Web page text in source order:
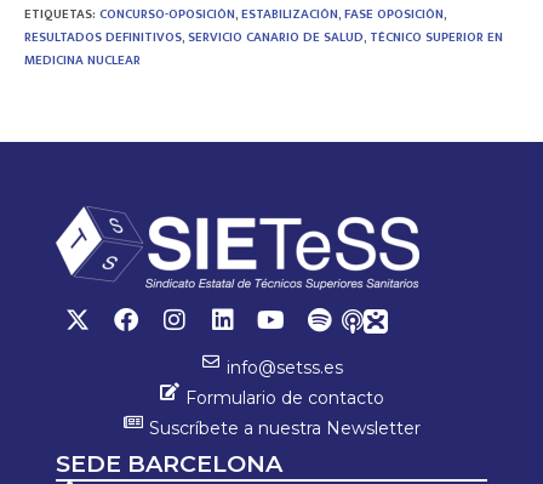
o er sA
p
p
tir
ETIQUETAS: CONCURSO-OPOSICIÓN,ESTABILIZACIÓN,FASE OPOSICIÓN,
RESULTADOS DEFINITIVOS,SERVICIO CANARIO DE SALUD, TÉCNICO SUPERIOR EN
MEDICINA NUCLEAR
info@setss.es
Formulario de contacto
Suscríbete a nuestra Newsletter
SEDE BARCELONA